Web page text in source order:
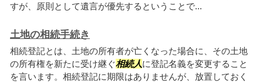
すが、原則として遺言が優先するということで...
土地の相続手続き
相続登記とは、土地の所有者が亡くなった場合に、その土地
の所有権を新たに受け継ぐ相続人に登記名義を変更すること
を言います。相続登記に期限はありませんが、放置しておく